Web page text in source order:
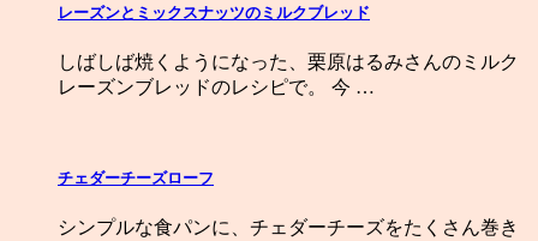
レーズンとミックスナッツのミルクブレッド
しばしば焼くようになった、栗原はるみさんのミルク
レーズンブレッドのレシピで。 今 …
チェダーチーズローフ
シンプルな食パンに、チェダーチーズをたくさん巻き